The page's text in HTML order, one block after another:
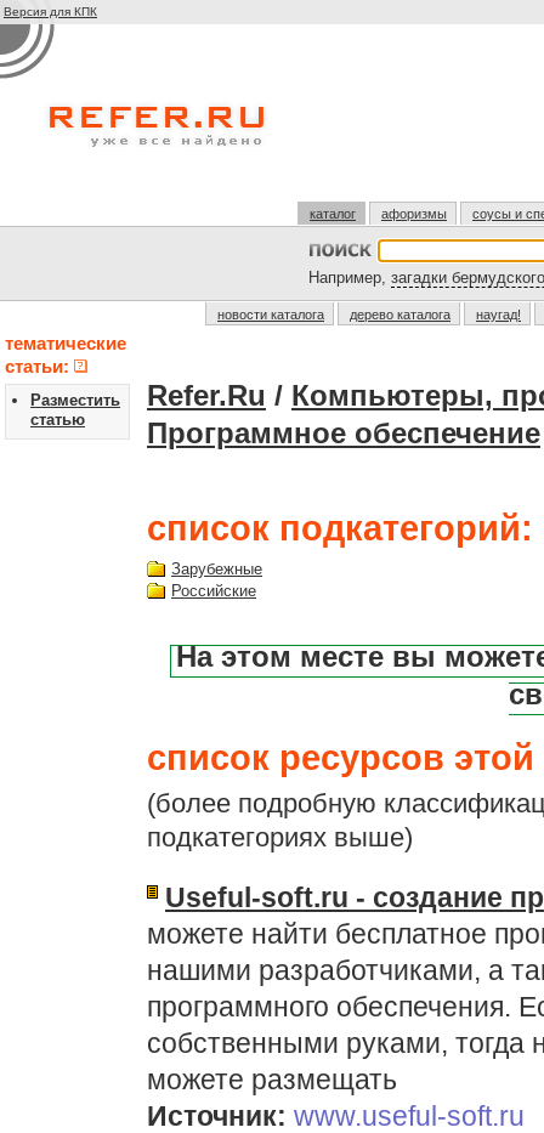
Версия для КПК
каталог афоризмы соусы и
Например, загадки
новости каталога дерево каталога наугад!
тематические
статьи:
Разместить
статью
Refer.Ru / Компьютеры,
Программное обеспечение
список подкатегорий:
Зарубежные
Российские
На этом месте вы
список ресурсов этой
(более подробную
подкатегориях выше)
Useful-soft.ru - создание
можете найти бесплатное
нашими разработчиками, а
программного обеспечения.
собственными руками,
можете размещать
Источник: www.useful-soft.ru